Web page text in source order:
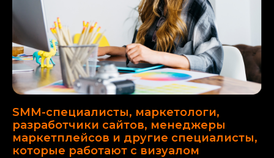
SMM-специалисты, маркетологи,
разработчики сайтов, менеджеры
маркетплейсов и другие специалисты,
которые работают с визуалом